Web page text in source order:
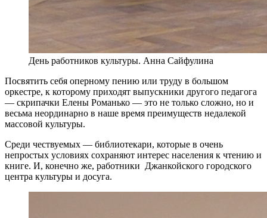
День работников культуры. Анна Сайфулина
Посвятить себя оперному пению или труду в большом
оркестре, к которому приходят выпускники другого педагога
— скрипачки Елены Романько — это не только сложно, но и
весьма неординарно в наше время преимуществ недалекой
массовой культуры.
Среди чествуемых — библиотекари, которые в очень
непростых условиях сохраняют интерес населения к чтению и
книге. И, конечно же, работники Джанкойского городского
центра культуры и досуга.